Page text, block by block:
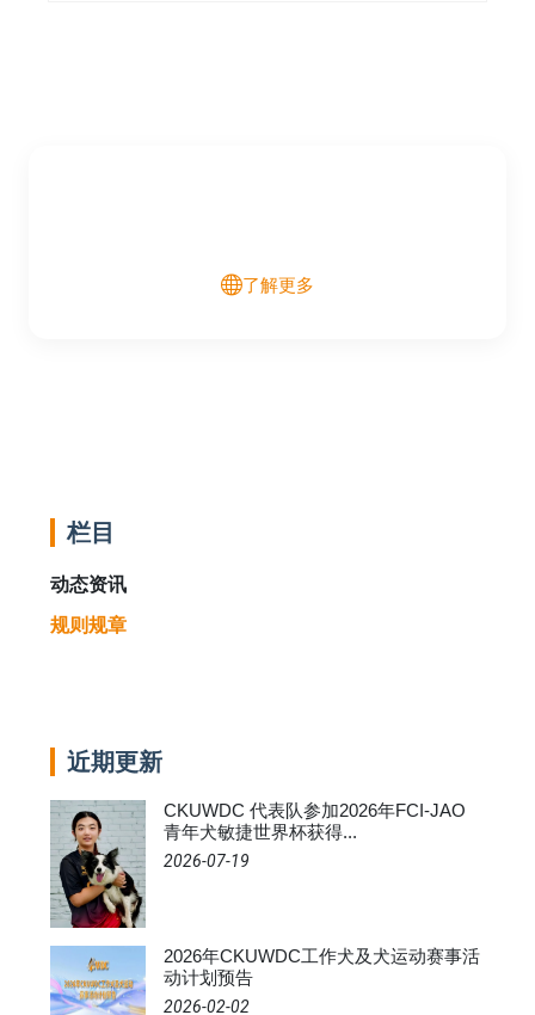
了解更多
栏目
动态资讯
规则规章
近期更新
CKUWDC 代表队参加2026年FCI-JAO
青年犬敏捷世界杯获得...
2026-07-19
2026年CKUWDC工作犬及犬运动赛事活
动计划预告
2026-02-02